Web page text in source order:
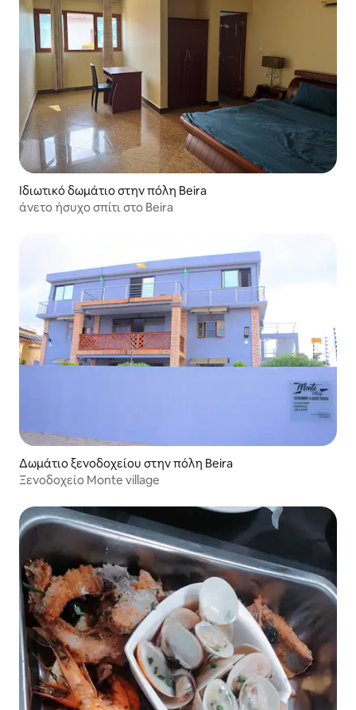
Ιδιωτικό δωμάτιο στην πόλη Beira
άνετο ήσυχο σπίτι στο Beira
Δωμάτιο ξενοδοχείου στην πόλη Beira
Ξενοδοχείο Monte village